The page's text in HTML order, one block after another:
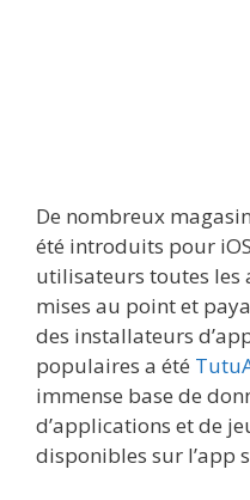
De nombreux
été introduits pour
utilisateurs toutes les
mises au point et
des installateurs
populaires a été
immense base de
d’applications et de
disponibles sur l’app